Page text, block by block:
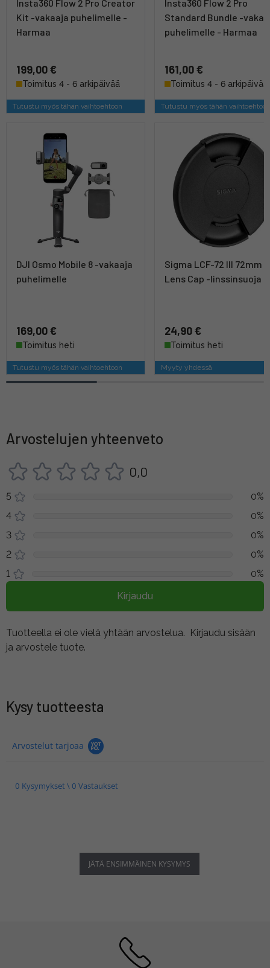
Insta360 Flow 2 Pro Creator
Kit -vakaaja puhelimelle -
Harmaa
199,00 €
Toimitus 4 - 6 arkipäivää
Tutustu myös tähän vaihtoehtoon
Insta360 Flow 2 Pro
Standard Bundle -
puhelimelle - Harmaa
161,00 €
Toimitus 4 - 6 arkipäivää
Tutustu myös tähän
DJI Osmo Mobile 8 -vakaaja
puhelimelle
169,00 €
Toimitus heti
Tutustu myös tähän vaihtoehtoon
Sigma LCF-72 III 72mm
Lens Cap -linssinsuoja
24,90 €
Toimitus heti
Myyty yhdessä
Arvostelujen yhteenveto
0,0
5
0%
4
0%
3
0%
2
0%
1
0%
Kirjaudu
Tuotteella ei ole vielä yhtään arvostelua. Kirjaudu sisään
ja arvostele tuote.
Kysy tuotteesta
Arvostelut tarjoaa
0 Kysymykset \ 0 Vastaukset
JÄTÄ ENSIMMÄINEN KYSYMYS